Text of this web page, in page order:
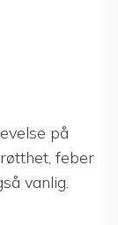
på
feber
vanlig.